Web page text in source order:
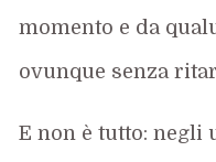
momento e da
ovunque senza
E non è tutto: negli